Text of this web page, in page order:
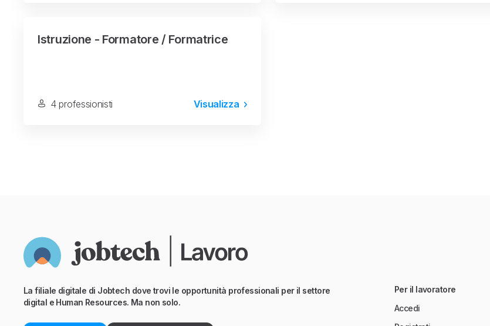
Istruzione - Formatore / Formatrice
4 professionisti Visualizza
La filiale digitale di Jobtech dove trovi le opportunità professionali per il settore
digital e Human Resources. Ma non solo.
Per il lavoratore
Accedi